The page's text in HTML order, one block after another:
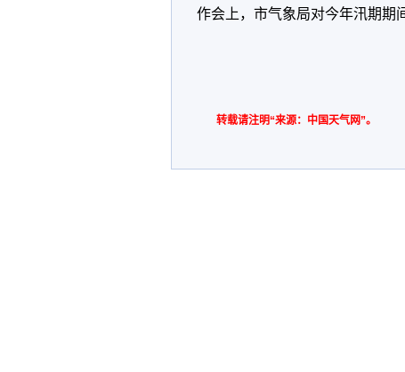
作会上，市气象局对今年汛期期
转载请注明“来源：中国天气网”。